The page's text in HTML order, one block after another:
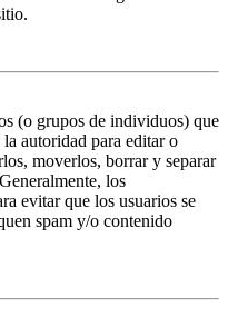
(o grupos de individuos) que
autoridad para editar o
moverlos, borrar y separar
los
evitar que los usuarios se
spam y/o contenido